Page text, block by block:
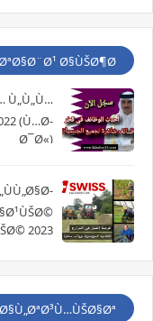
Ø§ÙŠØ¶Ø§
Ù„Ù„Ù…
(Ù…Ø­
Ø¯Ø«)
2023
Ø§Ù„ØªØ³Ù…ÙŠØ§Øª